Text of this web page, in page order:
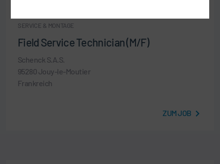
SERVICE & MONTAGE
Field Service Technician (M/F)
Schenck S.A.S.
95280 Jouy-le-Moutier
Frankreich
ZUM JOB